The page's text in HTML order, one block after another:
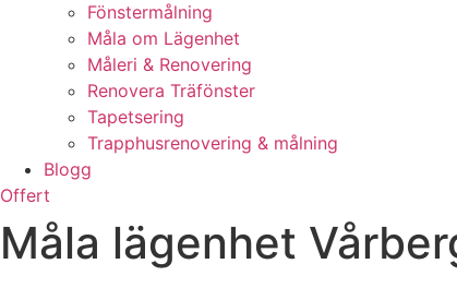
Fönstermålning
Måla om Lägenhet
Måleri & Renovering
Renovera Träfönster
Tapetsering
Trapphusrenovering & målning
Blogg
Offert
Måla lägenhet